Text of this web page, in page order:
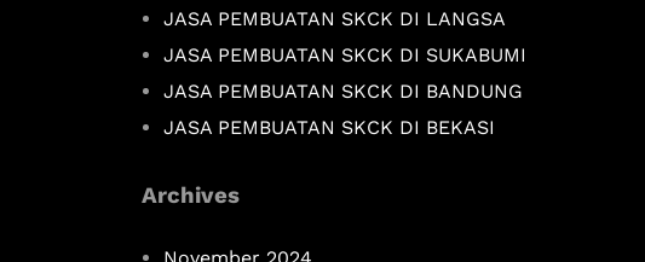
JASA PEMBUATAN SKCK DI LANGSA
JASA PEMBUATAN SKCK DI SUKABUMI
JASA PEMBUATAN SKCK DI BANDUNG
JASA PEMBUATAN SKCK DI BEKASI
Archives
November 2024